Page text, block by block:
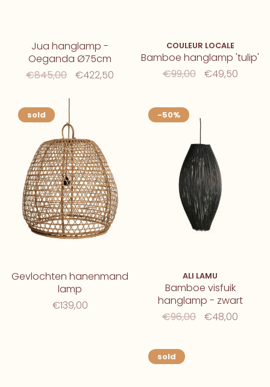
Jua hanglamp -
Oeganda Ø75cm
€845,00
€422,50
COULEUR LOCALE
Bamboe hanglamp 'tulip'
€99,00
€49,50
sold
Gevlochten hanenmand
lamp
€139,00
-50%
ALI LAMU
Bamboe visfuik
hanglamp - zwart
€96,00
€48,00
sold